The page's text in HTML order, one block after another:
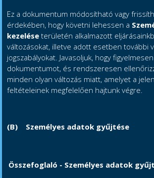
Ez a dokumentum módosítható vagy
érdekében, hogy követni lehessen a
kezeléseterületén alkalmazott
változásokat, illetve adott esetben további
jogszabályokat. Javasoljuk, hogy
dokumentumot, és rendszeresen
minden olyan változás miatt, amelyet a
feltételeinek megfelelően hajtunk végre.
(B) Személyes adatok gyűjtése
Összefoglaló - Személyes adatok